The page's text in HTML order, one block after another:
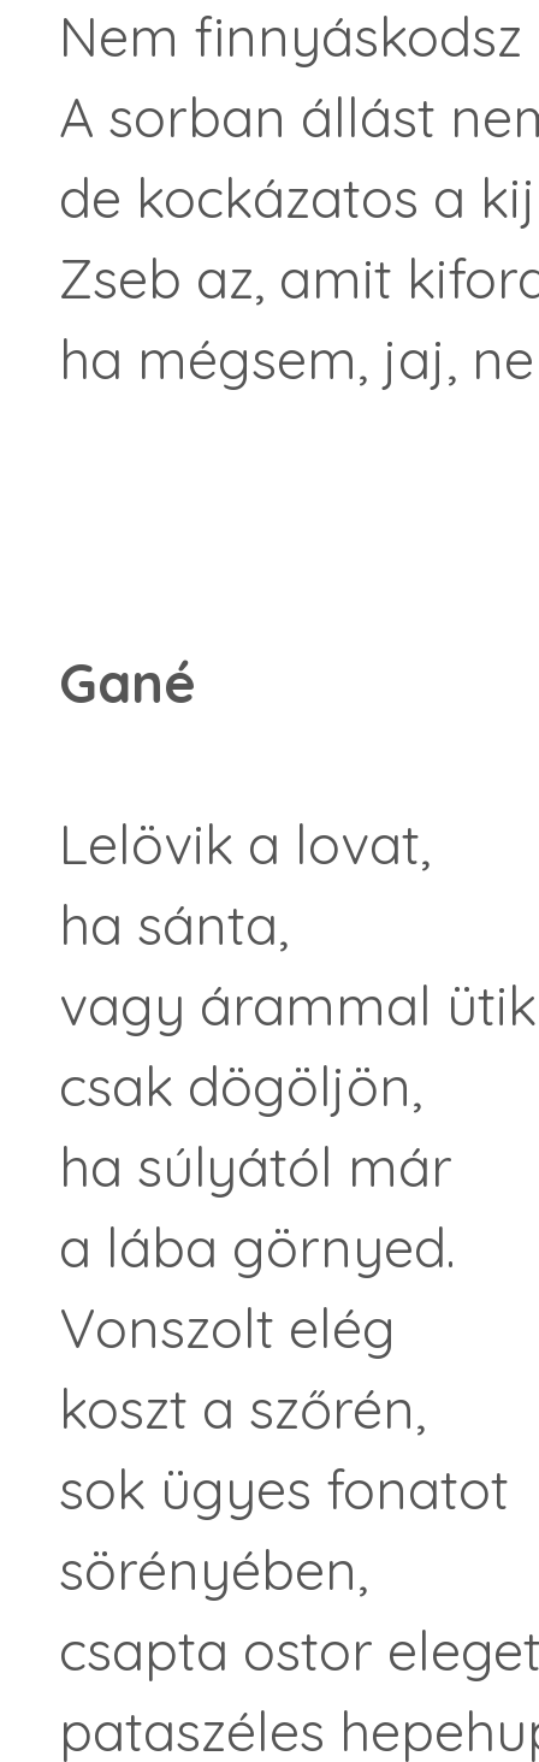
Nem
A sorban állást
de kockázatos a
Zseb az, amit
ha mégsem, jaj,
Gané
Lelövik a lovat,
ha sánta,
vagy árammal
csak dögöljön,
ha súlyától már
a lába görnyed.
Vonszolt elég
koszt a szőrén,
sok ügyes fonatot
sörényében,
csapta ostor
pataszéles